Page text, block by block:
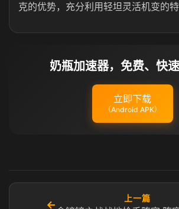
克的优势，充分利用轻坦灵活机变的特
奶瓶加速器，免费、快
立即下载
（Android APK）
←
上一篇